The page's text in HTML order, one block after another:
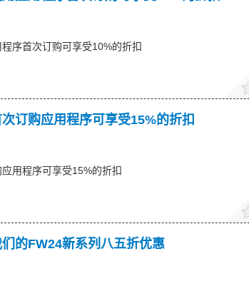
序首次订购可享受10%的折扣
订购应用程序可享受15%的折扣
用程序可享受15%的折扣
的FW24新系列八五折优惠